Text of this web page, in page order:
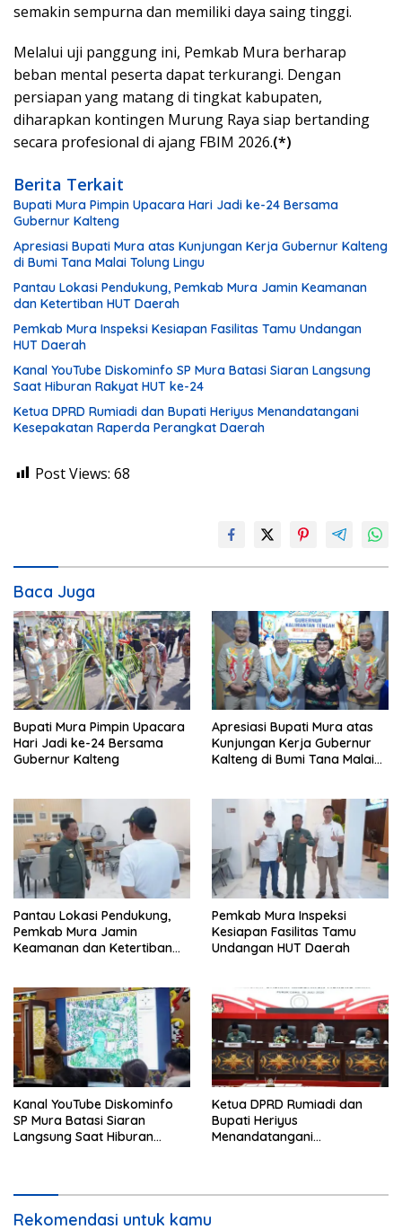
semakin sempurna dan memiliki daya saing tinggi.
Melalui uji panggung ini, Pemkab Mura berharap
beban mental peserta dapat terkurangi. Dengan
persiapan yang matang di tingkat kabupaten,
diharapkan kontingen Murung Raya siap bertanding
secara profesional di ajang FBIM 2026.(*)
Berita Terkait
Bupati Mura Pimpin Upacara Hari Jadi ke-24 Bersama
Gubernur Kalteng
Apresiasi Bupati Mura atas Kunjungan Kerja Gubernur Kalteng
di Bumi Tana Malai Tolung Lingu
Pantau Lokasi Pendukung, Pemkab Mura Jamin Keamanan
dan Ketertiban HUT Daerah
Pemkab Mura Inspeksi Kesiapan Fasilitas Tamu Undangan
HUT Daerah
Kanal YouTube Diskominfo SP Mura Batasi Siaran Langsung
Saat Hiburan Rakyat HUT ke-24
Ketua DPRD Rumiadi dan Bupati Heriyus Menandatangani
Kesepakatan Raperda Perangkat Daerah
Post Views: 68
Baca Juga
Bupati Mura Pimpin Upacara
Hari Jadi ke-24 Bersama
Gubernur Kalteng
Apresiasi Bupati Mura atas
Kunjungan Kerja Gubernur
Kalteng di Bumi Tana Malai
Pantau Lokasi Pendukung,
Pemkab Mura Jamin
Keamanan dan Ketertiban
Pemkab Mura Inspeksi
Kesiapan Fasilitas Tamu
Undangan HUT Daerah
Kanal YouTube Diskominfo
SP Mura Batasi Siaran
Langsung Saat Hiburan
Ketua DPRD Rumiadi dan
Bupati Heriyus
Menandatangani
Rekomendasi untuk kamu